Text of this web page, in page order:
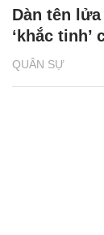
QUÂN SỰ
Dàn tên
‘khắc tinh’